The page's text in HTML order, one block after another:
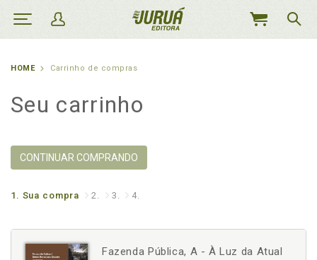
MEU
HOME Carrinho de compras
Seu carrinho
CONTINUAR COMPRANDO
1. Sua compra 2. 3. 4.
Fazenda Pública, A - À Luz da Atual